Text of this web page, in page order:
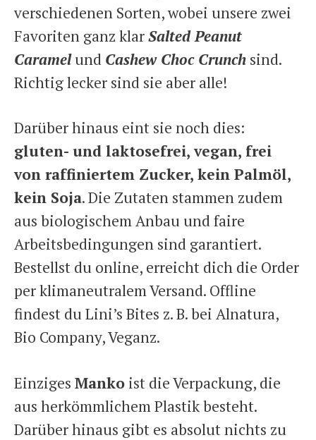
verschiedenen Sorten, wobei unsere zwei
Favoriten ganz klarSalted Peanut
Caramelund Cashew Choc Crunch sind.
Richtig lecker sind sie aber alle!
Darüber hinaus eint sie noch dies:
gluten- und laktosefrei, vegan, frei
von raffiniertem Zucker, kein Palmöl,
kein Soja. Die Zutaten stammen zudem
aus biologischem Anbau und faire
Arbeitsbedingungen sind garantiert.
Bestellst du online, erreicht dich die Order
per klimaneutralem Versand. Offline
findest du Lini’s Bites z. B. bei Alnatura,
Bio Company, Veganz.
Einziges Manko ist die Verpackung, die
aus herkömmlichem Plastik besteht.
Darüber hinaus gibt es absolut nichts zu